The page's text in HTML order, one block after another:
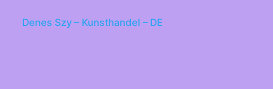
Denes Szy – Kunsthandel – DE